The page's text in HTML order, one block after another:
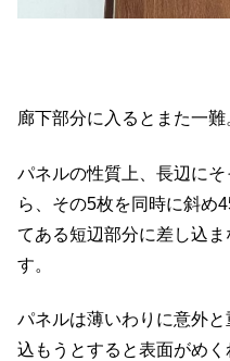
廊下部分に入るとまた一難
パネルの性質上、長辺に
ら、その5枚を同時に斜め
てある短辺部分に差し込
す。
パネルは薄いわりに意外
込もうとすると表面がめ